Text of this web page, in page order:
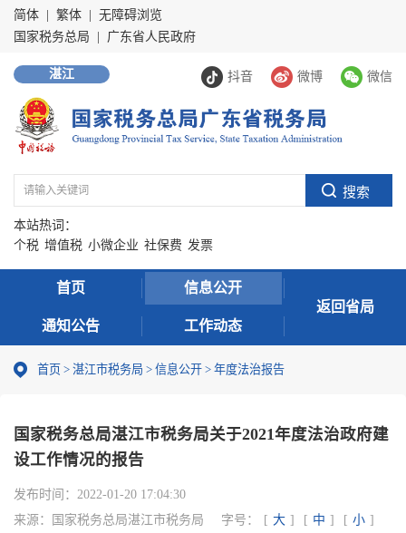
简体 繁体
无障碍浏览
国家税务总局
广东省人民政府
抖音 微博 微信
湛江
本站热词：
个税 增值税 小微企业 社保费 发票
首页 信息公开
通知公告 工作动态
返回省局
首页 > 湛江市税务局 > 信息公开 > 年度法治报告
国家税务总局湛江市税务局关于2021年度法治政府建
设工作情况的报告
发布时间： 2022-01-20 17:04:30
来源：
国家税务总局湛江市税务局 字号： [ 大 ] [ 中 ] [ 小 ]